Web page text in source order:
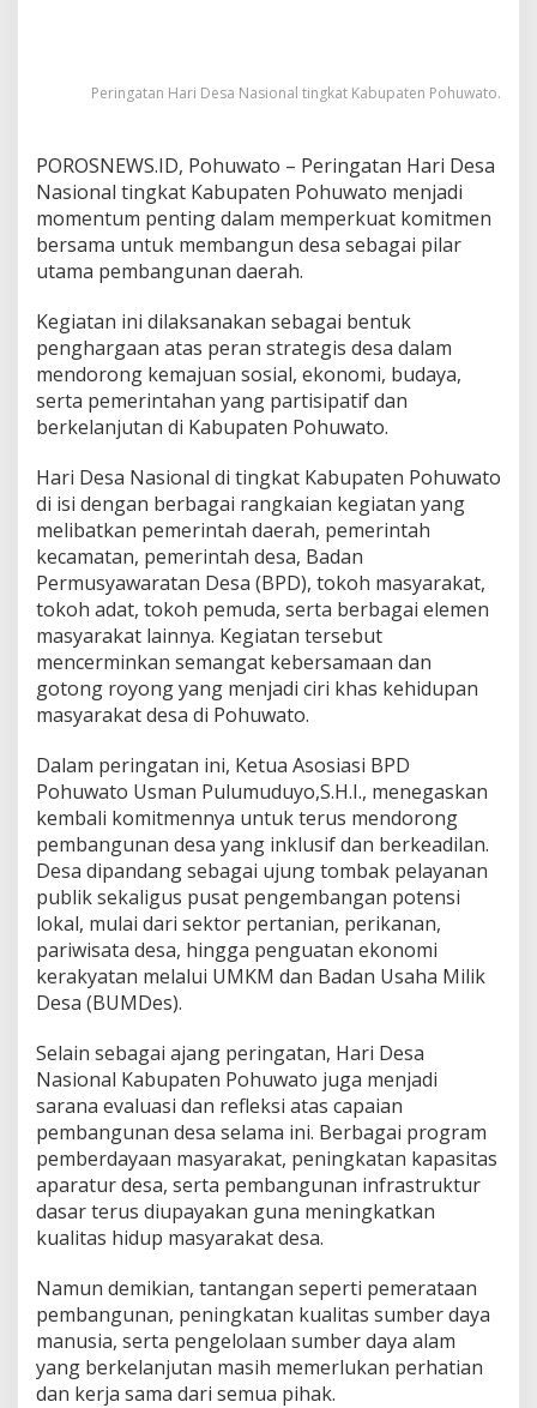
T
u
s
D
o
r
o
g
P
e
m
b
a
g
u
n
a
n
D
e
s
a
Peringatan Hari Desa Nasional tingkat Kabupaten Pohuwato.
POROSNEWS.ID, Pohuwato – Peringatan Hari Desa
Nasional tingkat Kabupaten Pohuwato menjadi
momentum penting dalam memperkuat komitmen
bersama untuk membangun desa sebagai pilar
utama pembangunan daerah.
Kegiatan ini dilaksanakan sebagai bentuk
penghargaan atas peran strategis desa dalam
mendorong kemajuan sosial, ekonomi, budaya,
serta pemerintahan yang partisipatif dan
berkelanjutan di Kabupaten Pohuwato.
Hari Desa Nasional di tingkat Kabupaten Pohuwato
di isi dengan berbagai rangkaian kegiatan yang
melibatkan pemerintah daerah, pemerintah
kecamatan, pemerintah desa, Badan
Permusyawaratan Desa (BPD), tokoh masyarakat,
tokoh adat, tokoh pemuda, serta berbagai elemen
masyarakat lainnya. Kegiatan tersebut
mencerminkan semangat kebersamaan dan
gotong royong yang menjadi ciri khas kehidupan
masyarakat desa di Pohuwato.
Dalam peringatan ini, Ketua Asosiasi BPD
Pohuwato Usman Pulumuduyo,S.H.I., menegaskan
kembali komitmennya untuk terus mendorong
pembangunan desa yang inklusif dan berkeadilan.
Desa dipandang sebagai ujung tombak pelayanan
publik sekaligus pusat pengembangan potensi
lokal, mulai dari sektor pertanian, perikanan,
pariwisata desa, hingga penguatan ekonomi
kerakyatan melalui UMKM dan Badan Usaha Milik
Desa (BUMDes).
Selain sebagai ajang peringatan, Hari Desa
Nasional Kabupaten Pohuwato juga menjadi
sarana evaluasi dan refleksi atas capaian
pembangunan desa selama ini. Berbagai program
pemberdayaan masyarakat, peningkatan kapasitas
aparatur desa, serta pembangunan infrastruktur
dasar terus diupayakan guna meningkatkan
kualitas hidup masyarakat desa.
Namun demikian, tantangan seperti pemerataan
pembangunan, peningkatan kualitas sumber daya
manusia, serta pengelolaan sumber daya alam
yang berkelanjutan masih memerlukan perhatian
dan kerja sama dari semua pihak.